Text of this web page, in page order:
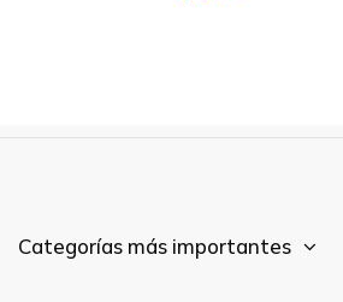
Categorías más importantes